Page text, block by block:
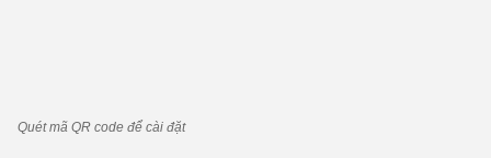
Quét mã QR code để cài đặt